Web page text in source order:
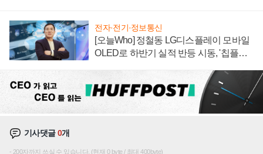
전자·전기·정보통신
[오늘Who] 정철동 LG디스플레이 모바일
OLED로 하반기 실적 반등 시동, '칩플레
기사댓글0개
200자까지 쓰실 수 있습니다. (현재 0 byte / 최대 400byte)